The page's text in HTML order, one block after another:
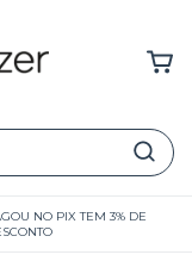
NO PIX TEM 3% DE